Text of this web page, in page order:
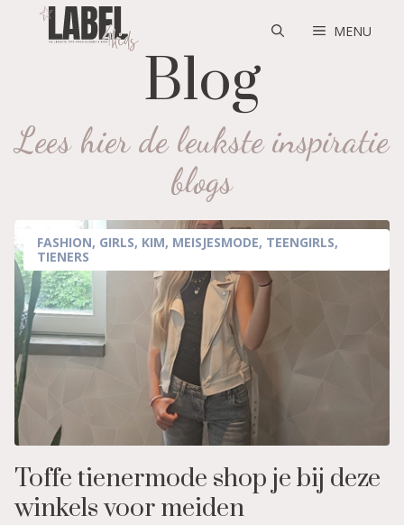
MENU
Blog
Lees hier de leukste inspiratie
blogs
FASHION, GIRLS, KIM, MEISJESMODE, TEENGIRLS,
TIENERS
Toffe tienermode shop je bij deze
winkels voor meiden